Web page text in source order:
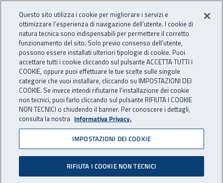
INAIL - Istituto Nazionale
Apri cerca
Navigazione principale
Navigazione - Ti trovi in:
Home Inail comunica Scadenze Scadenza
Dr Puglia: selezione
comparativa per incarico a
tempo determinato n. 15
ore - branca fisiatria- sede
Questo sito utilizza i cookie per migliorare i servizi e
ottimizzare l’esperienza di navigazione dell’utente. I cookie di
natura tecnica sono indispensabili per permettere il corretto
funzionamento del sito. Solo previo consenso dell’utente,
possono essere installati ulteriori tipologie di cookie. Puoi
accettare tutti i cookie cliccando sul pulsante ACCETTA TUTTI I
COOKIE, oppure puoi effettuare le tue scelte sulle singole
categorie che vuoi installare, cliccando su IMPOSTAZIONI DEI
COOKIE. Se invece intendi rifiutarne l’installazione dei cookie
non tecnici, puoi farlo cliccando sul pulsante RIFIUTA I COOKIE
NON TECNICI o chiudendo il banner. Per conoscere i dettagli,
consulta la nostra Informativa Privacy.
IMPOSTAZIONI DEI COOKIE
RIFIUTA I COOKIE NON TECNICI